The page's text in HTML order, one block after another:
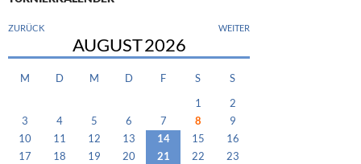
ZURÜCK WEITER
AUGUST2026
M D M D F S S
1
2
3
4 5 6 7 8
9
10
11 12 13 14 15
16
17
18 19 20 21 22
23